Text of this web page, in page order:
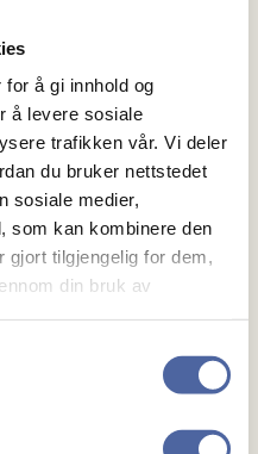
å gi innhold og
å levere sosiale
trafikken vår. Vi deler
du bruker nettstedet
sosiale medier,
som kan kombinere den
gjort tilgjengelig for dem,
din bruk av
må selv delta
sin stemme.